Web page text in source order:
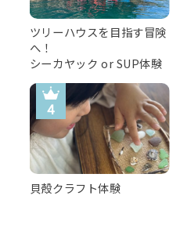
ツリーハウスを目指す冒険
へ！
シーカヤック or SUP体験
貝殻クラフト体験